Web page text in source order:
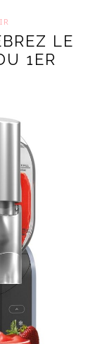
LE
1ER